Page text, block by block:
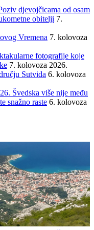
djevojčicama od osam
obitelji 7.
Vremena 7. kolovoza
fotografije koje
7. kolovoza 2026.
Sutvida 6. kolovoza
Švedska više nije među
snažno raste 6. kolovoza